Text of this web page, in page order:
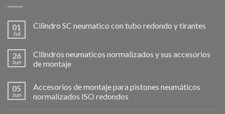
01
Jul
Cilindro SC neumatico con tubo redondo y tirantes
26
Jun
Cilindros neumaticos normalizados y sus accesorios
de montaje
05
Jun
Accesorios de montaje para pistones neumáticos
normalizados ISO redondos